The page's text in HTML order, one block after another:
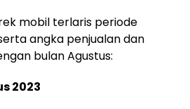
mobil terlaris periode
angka penjualan dan
bulan Agustus:
2023